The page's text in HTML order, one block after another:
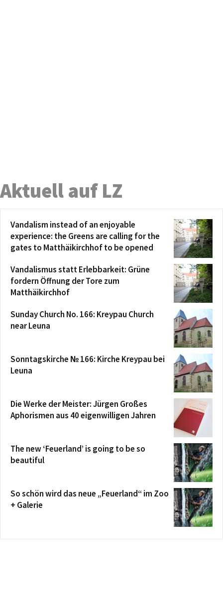
Aktuell auf LZ
Vandalism instead of an enjoyable
experience: the Greens are calling for the
gates to Matthäikirchhof to be opened
Vandalismus statt Erlebbarkeit: Grüne
fordern Öffnung der Tore zum
Matthäikirchhof
Sunday Church No. 166: Kreypau Church
near Leuna
Sonntagskirche № 166: Kirche Kreypau bei
Leuna
Die Werke der Meister: Jürgen Großes
Aphorismen aus 40 eigenwilligen Jahren
The new ‘Feuerland’ is going to be so
beautiful
So schön wird das neue „Feuerland“ im Zoo
+ Galerie